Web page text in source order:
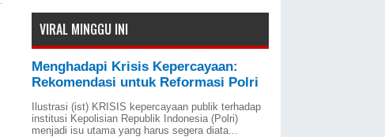
VIRAL MINGGU INI
Menghadapi Krisis Kepercayaan:
Rekomendasi untuk Reformasi Polri
Ilustrasi (ist) KRISIS kepercayaan publik terhadap
institusi Kepolisian Republik Indonesia (Polri)
menjadi isu utama yang harus segera diata...